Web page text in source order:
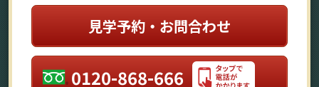
見学予約・お問合わせ
0120-868-666